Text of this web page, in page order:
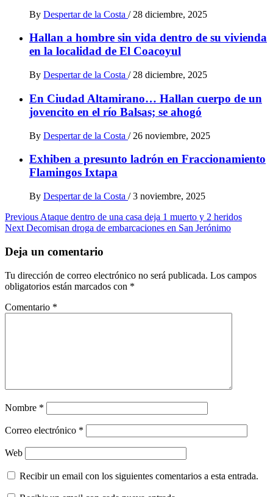
By Despertar de la Costa / 28 diciembre, 2025
Hallan a hombre sin vida dentro de su vivienda
en la localidad de El Coacoyul
By Despertar de la Costa / 28 diciembre, 2025
En Ciudad Altamirano… Hallan cuerpo de un
jovencito en el río Balsas; se ahogó
By Despertar de la Costa / 26 noviembre, 2025
Exhiben a presunto ladrón en Fraccionamiento
Flamingos Ixtapa
By Despertar de la Costa / 3 noviembre, 2025
Post
navigation
Previous Ataque dentro de una casa deja 1 muerto y 2 heridos
Next Decomisan droga de embarcaciones en San Jerónimo
Deja un comentario
Tu dirección de correo electrónico no será publicada. Los campos
obligatorios están marcados con *
Comentario *
Nombre *
Correo electrónico *
Web
Recibir un email con los siguientes comentarios a esta entrada.